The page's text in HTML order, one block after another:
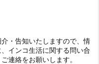
・告知いたしますので、情
インコ生活に関する問い合
連絡をお願いします。